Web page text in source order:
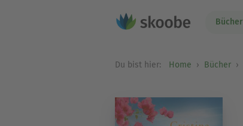
Bücher
Du bist hier: Home Bücher